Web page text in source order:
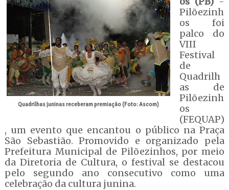
Quadrilhas juninas receberam premiação (Foto: Ascom)
Pilõezinh
os foi
palco do
VIII
Festival
de
Quadrilh
as de
Pilõezinh
os
(FEQUAP)
, um evento que encantou o público na Praça
São Sebastião. Promovido e organizado pela
Prefeitura Municipal de Pilõezinhos, por meio
da Diretoria de Cultura, o festival se destacou
pelo segundo ano consecutivo como uma
celebração da cultura junina.